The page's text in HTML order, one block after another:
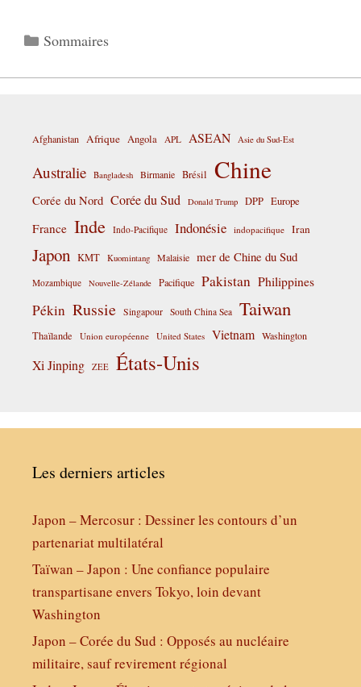
Catégories
Sommaires
Afghanistan Afrique Angola APL ASEAN Asie du Sud-Est
Australie Bangladesh Birmanie Brésil Chine
Corée du Nord Corée du Sud Donald Trump DPP Europe
France Inde Indo-Pacifique Indonésie indopacifique Iran
Japon KMT Kuomintang Malaisie mer de Chine du Sud
Mozambique Nouvelle-Zélande Pacifique Pakistan Philippines
Pékin Russie Singapour South China Sea Taiwan
Thaïlande Union européenne United States Vietnam Washington
Xi Jinping ZEE États-Unis
Les derniers articles
Japon – Mercosur : Dessiner les contours d’un
partenariat multilatéral
Taïwan – Japon : Une confiance populaire
transpartisane envers Tokyo, loin devant
Washington
Japon – Corée du Sud : Opposés au nucléaire
militaire, sauf revirement régional